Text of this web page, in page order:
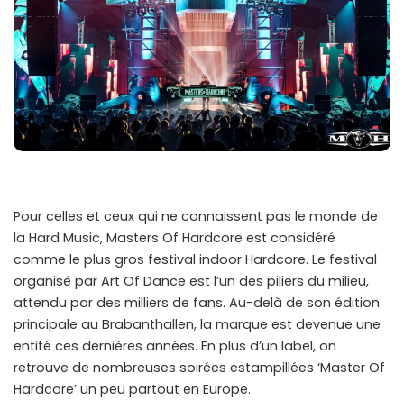
Pour celles et ceux qui ne connaissent pas le monde de
la Hard Music, Masters Of Hardcore est considéré
comme le plus gros festival indoor Hardcore. Le festival
organisé par Art Of Dance est l’un des piliers du milieu,
attendu par des milliers de fans. Au-delà de son édition
principale au Brabanthallen, la marque est devenue une
entité ces dernières années. En plus d’un label, on
retrouve de nombreuses soirées estampillées ‘Master Of
Hardcore’ un peu partout en Europe.